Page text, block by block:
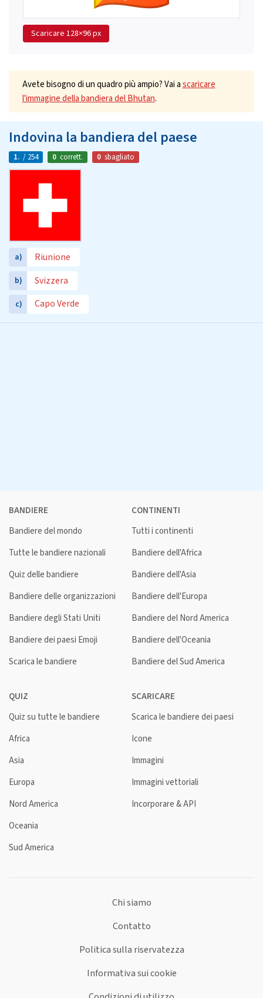
Scaricare 128×96 px
Avete bisogno di un quadro più ampio? Vai ascaricare
l'immagine della bandiera del Bhutan.
Indovina la bandiera del paese
1. / 254 0 corrett. 0 sbagliato
a) Riunione
b) Svizzera
c) Capo Verde
BANDIERE
Bandiere del mondo
Tutte le bandiere nazionali
Quiz delle bandiere
Bandiere delle organizzazioni
Bandiere degli Stati Uniti
Bandiere dei paesi Emoji
Scarica le bandiere
CONTINENTI
Tutti i continenti
Bandiere dell'Africa
Bandiere dell'Asia
Bandiere dell'Europa
Bandiere del Nord America
Bandiere dell'Oceania
Bandiere del Sud America
QUIZ
Quiz su tutte le bandiere
Africa
Asia
Europa
Nord America
Oceania
Sud America
SCARICARE
Scarica le bandiere dei paesi
Icone
Immagini
Immagini vettoriali
Incorporare & API
Chi siamo
Contatto
Politica sulla riservatezza
Informativa sui cookie